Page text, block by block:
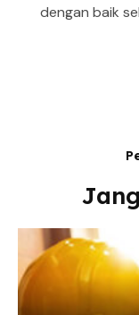
dengan baik